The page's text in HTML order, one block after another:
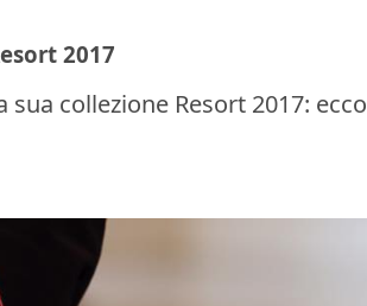
2017
collezione Resort 2017: ecco